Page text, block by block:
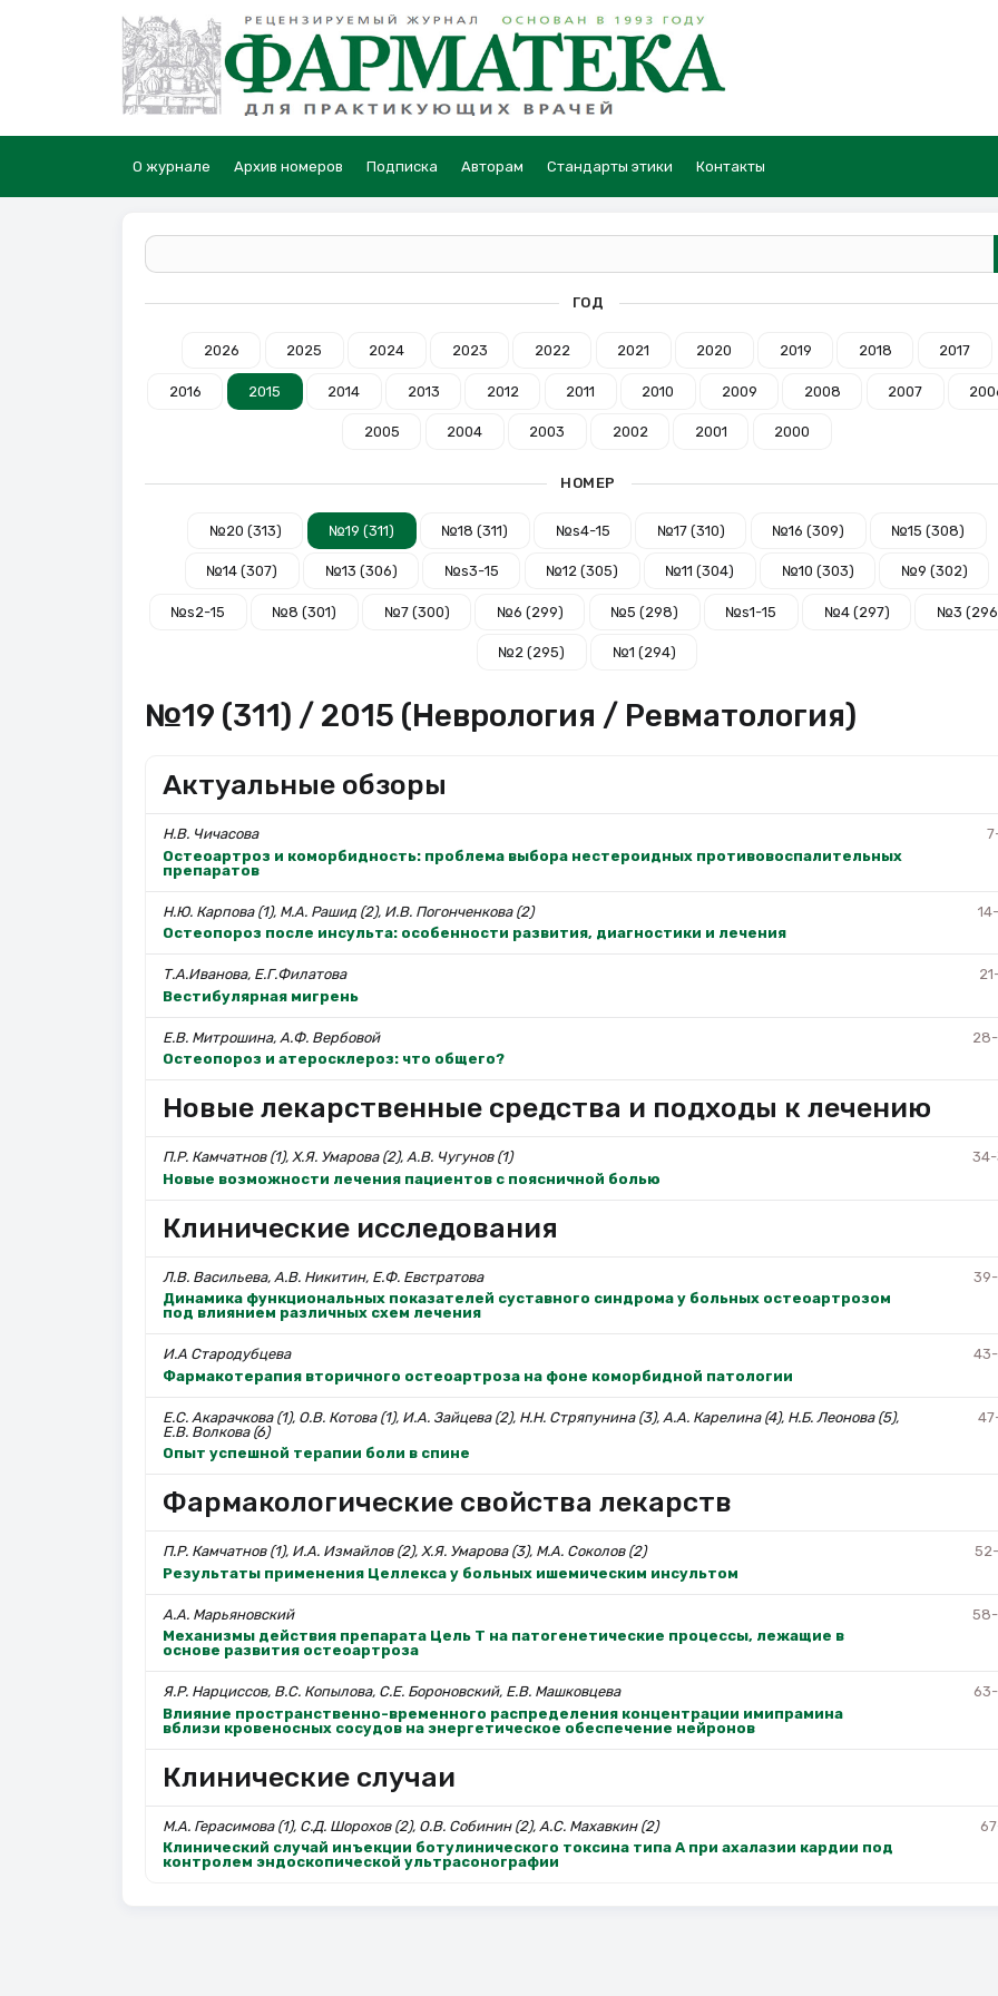
О журнале Архив номеров Подписка Авторам Стандарты этики Контакты
ГОД
2026 2025 2024 2023 2022 2021 2020 2019 2018 2017
2016 2015 2014 2013 2012 2011 2010 2009 2008 2007
2005 2004 2003 2002 2001 2000
НОМЕР
№20 (313) №19 (311) №18 (311) №s4-15 №17 (310) №16 (309) №15 (308)
№14 (307) №13 (306) №s3-15 №12 (305) №11 (304) №10 (303) №9 (302)
№s2-15 №8 (301) №7 (300) №6 (299) №5 (298) №s1-15 №4 (297) №3
№2 (295) №1 (294)
№19 (311) / 2015 (Неврология / Ревматология)
Актуальные обзоры
Н.В. Чичасова
Остеоартроз и коморбидность: проблема выбора нестероидных противовоспалительных
препаратов
Н.Ю. Карпова (1), М.А. Рашид (2), И.В. Погонченкова (2)
Остеопороз после инсульта: особенности развития, диагностики и лечения
Т.А.Иванова, Е.Г.Филатова
Вестибулярная мигрень
Е.В. Митрошина, А.Ф. Вербовой
Остеопороз и атеросклероз: что общего?
Новые лекарственные средства и подходы к лечению
П.Р. Камчатнов (1), Х.Я. Умарова (2), А.В. Чугунов (1)
Новые возможности лечения пациентов с поясничной болью
Клинические исследования
Л.В. Васильева, А.В. Никитин, Е.Ф. Евстратова
Динамика функциональных показателей суставного синдрома у больных остеоартрозом
под влиянием различных схем лечения
И.А Стародубцева
Фармакотерапия вторичного остеоартроза на фоне коморбидной патологии
Е.С. Акарачкова (1), О.В. Котова (1), И.А. Зайцева (2), Н.Н. Стряпунина (3), А.А. Карелина (4), Н.Б. Леонова (5),
Е.В. Волкова (6)
Опыт успешной терапии боли в спине
Фармакологические свойства лекарств
П.Р. Камчатнов (1), И.А. Измайлов (2), Х.Я. Умарова (3), М.А. Соколов (2)
Результаты применения Целлекса у больных ишемическим инсультом
А.А. Марьяновский
Механизмы действия препарата Цель Т на патогенетические процессы, лежащие в
основе развития остеоартроза
Я.Р. Нарциссов, В.С. Копылова, С.Е. Бороновский, Е.В. Машковцева
Влияние пространственно-временного распределения концентрации имипрамина
вблизи кровеносных сосудов на энергетическое обеспечение нейронов
Клинические случаи
М.А. Герасимова (1), С.Д. Шорохов (2), О.В. Собинин (2), А.С. Махавкин (2)
Клинический случай инъекции ботулинического токсина типа А при ахалазии кардии под
контролем эндоскопической ультрасонографии